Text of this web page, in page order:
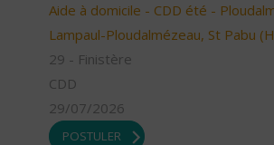
Aide à domicile - CDD été -
Lampaul-Ploudalmézeau, St Pabu
29 - Finistère
CDD
29/07/2026
POSTULER